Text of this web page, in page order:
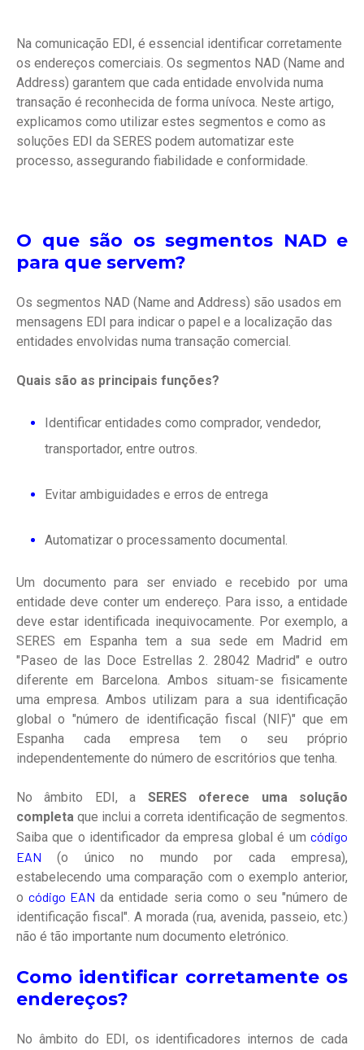
Na comunicação EDI, é essencial identificar corretamente
os endereços comerciais. Os segmentos NAD (Name and
Address) garantem que cada entidade envolvida numa
transação é reconhecida de forma unívoca. Neste artigo,
explicamos como utilizar estes segmentos e como as
soluções EDI da SERES podem automatizar este
processo, assegurando fiabilidade e conformidade.
O que são os segmentos NAD e
para que servem?
Os segmentos NAD (Name and Address) são usados em
mensagens EDI para indicar o papel e a localização das
entidades envolvidas numa transação comercial.
Quais são as principais funções?
Identificar entidades como comprador, vendedor,
transportador, entre outros.
Evitar ambiguidades e erros de entrega
Automatizar o processamento documental.
Um documento para ser enviado e recebido por uma
entidade deve conter um endereço. Para isso, a entidade
deve estar identificada inequivocamente. Por exemplo, a
SERES em Espanha tem a sua sede em Madrid em
"Paseo de las Doce Estrellas 2. 28042 Madrid" e outro
diferente em Barcelona. Ambos situam-se fisicamente
uma empresa. Ambos utilizam para a sua identificação
global o "número de identificação fiscal (NIF)" que em
Espanha cada empresa tem o seu próprio
independentemente do número de escritórios que tenha.
No âmbito EDI, a SERES oferece uma solução
completa que inclui a correta identificação de segmentos.
Saiba que o identificador da empresa global é um código
EAN (o único no mundo por cada empresa),
estabelecendo uma comparação com o exemplo anterior,
ocódigo EAN da entidade seria como o seu "número de
identificação fiscal". A morada (rua, avenida, passeio, etc.)
não é tão importante num documento eletrónico.
Como identificar corretamente os
endereços?
No âmbito do EDI, os identificadores internos de cada